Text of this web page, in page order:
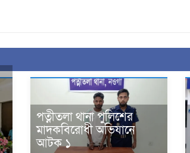
পত্নীতলা থানা পুলিশের
মাদকবিরোধী অভিযানে
আটক ১